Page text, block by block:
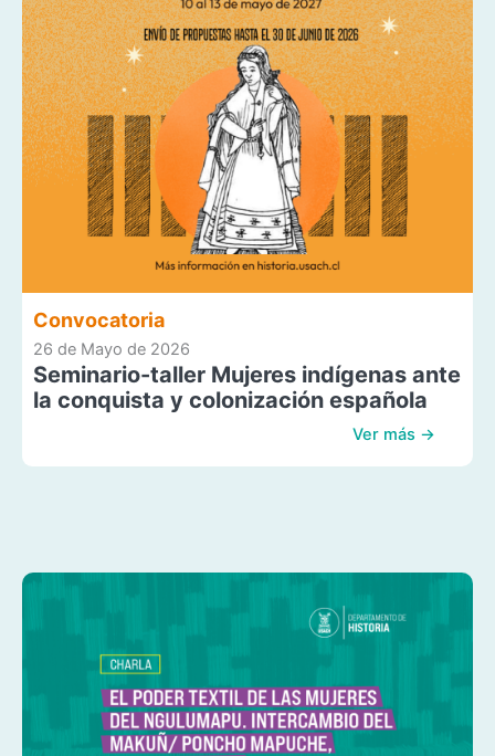
Convocatoria
26 de Mayo de 2026
Seminario-taller Mujeres indígenas ante
la conquista y colonización española
Ver más →